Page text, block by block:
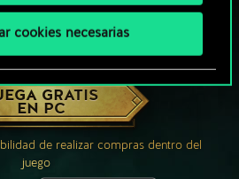
cookies necesarias
PARTIDA DE GWENT?
GRATIS
EN PC
de realizar compras dentro del
juego